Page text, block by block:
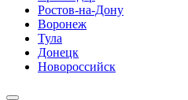
Ростов-на-Дону
Воронеж
Тула
Донецк
Новороссийск